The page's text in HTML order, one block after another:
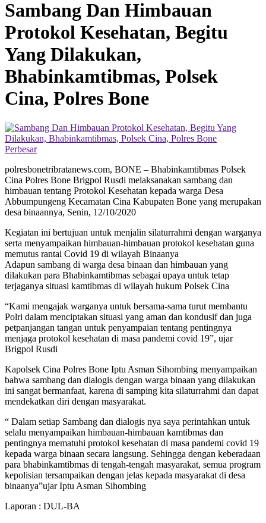
Sambang Dan Himbauan
Protokol Kesehatan, Begitu
Yang Dilakukan,
Bhabinkamtibmas, Polsek
Cina, Polres Bone
Perbesar
polresbonetribratanews.com, BONE – Bhabinkamtibmas Polsek
Cina Polres Bone Brigpol Rusdi melaksanakan sambang dan
himbauan tentang Protokol Kesehatan kepada warga Desa
Abbumpungeng Kecamatan Cina Kabupaten Bone yang merupakan
desa binaannya, Senin, 12/10/2020
Kegiatan ini bertujuan untuk menjalin silaturrahmi dengan warganya
serta menyampaikan himbauan-himbauan protokol kesehatan guna
memutus rantai Covid 19 di wilayah Binaanya
Adapun sambang di warga desa binaan dan himbauan yang
dilakukan para Bhabinkamtibmas sebagai upaya untuk tetap
terjaganya situasi kamtibmas di wilayah hukum Polsek Cina
“Kami mengajak warganya untuk bersama-sama turut membantu
Polri dalam menciptakan situasi yang aman dan kondusif dan juga
petpanjangan tangan untuk penyampaian tentang pentingnya
menjaga protokol kesehatan di masa pandemi covid 19”, ujar
Brigpol Rusdi
Kapolsek Cina Polres Bone Iptu Asman Sihombing menyampaikan
bahwa sambang dan dialogis dengan warga binaan yang dilakukan
ini sangat bermanfaat, karena di samping kita silaturrahmi dan dapat
mendekatkan diri dengan masyarakat.
“ Dalam setiap Sambang dan dialogis nya saya perintahkan untuk
selalu menyampaikan himbauan-himbauan kamtibmas dan
pentingnya mematuhi protokol kesehatan di masa pandemi covid 19
kepada warga binaan secara langsung. Sehingga dengan keberadaan
para bhabinkamtibmas di tengah-tengah masyarakat, semua program
kepolisian tersampaikan dengan jelas kepada masyarakat di desa
binaanya”ujar Iptu Asman Sihombing
Laporan : DUL-BA